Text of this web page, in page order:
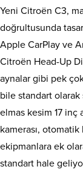
Yeni Citroën C3,
doğrultusunda
Apple CarPlay ve
Citroën Head-Up
aynalar gibi pek
bile standart
elmas kesim 17 inç
kamerası,
ekipmanlara ek
standart hale